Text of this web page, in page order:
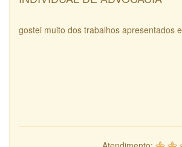
gostei muito dos trabalhos apresentados